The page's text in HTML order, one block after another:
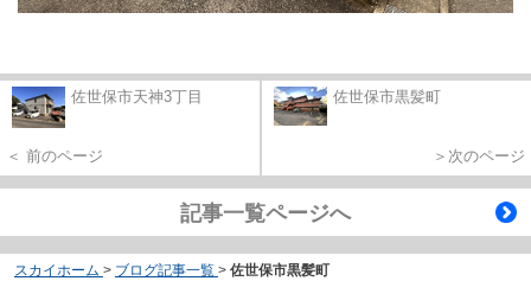
佐世保市天神3丁目
＜ 前のページ
佐世保市黒髪町
＞次のページ
記事一覧ページへ
スカイホーム > ブログ記事一覧 > 佐世保市黒髪町